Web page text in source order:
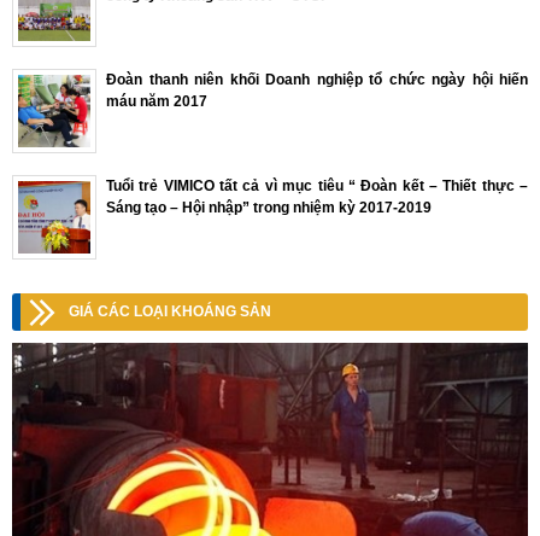
Đoàn thanh niên khối Doanh nghiệp tổ chức ngày hội hiến
máu năm 2017
Tuổi trẻ VIMICO tất cả vì mục tiêu “ Đoàn kết – Thiết thực –
Sáng tạo – Hội nhập” trong nhiệm kỳ 2017-2019
GIÁ CÁC LOẠI KHOÁNG SẢN